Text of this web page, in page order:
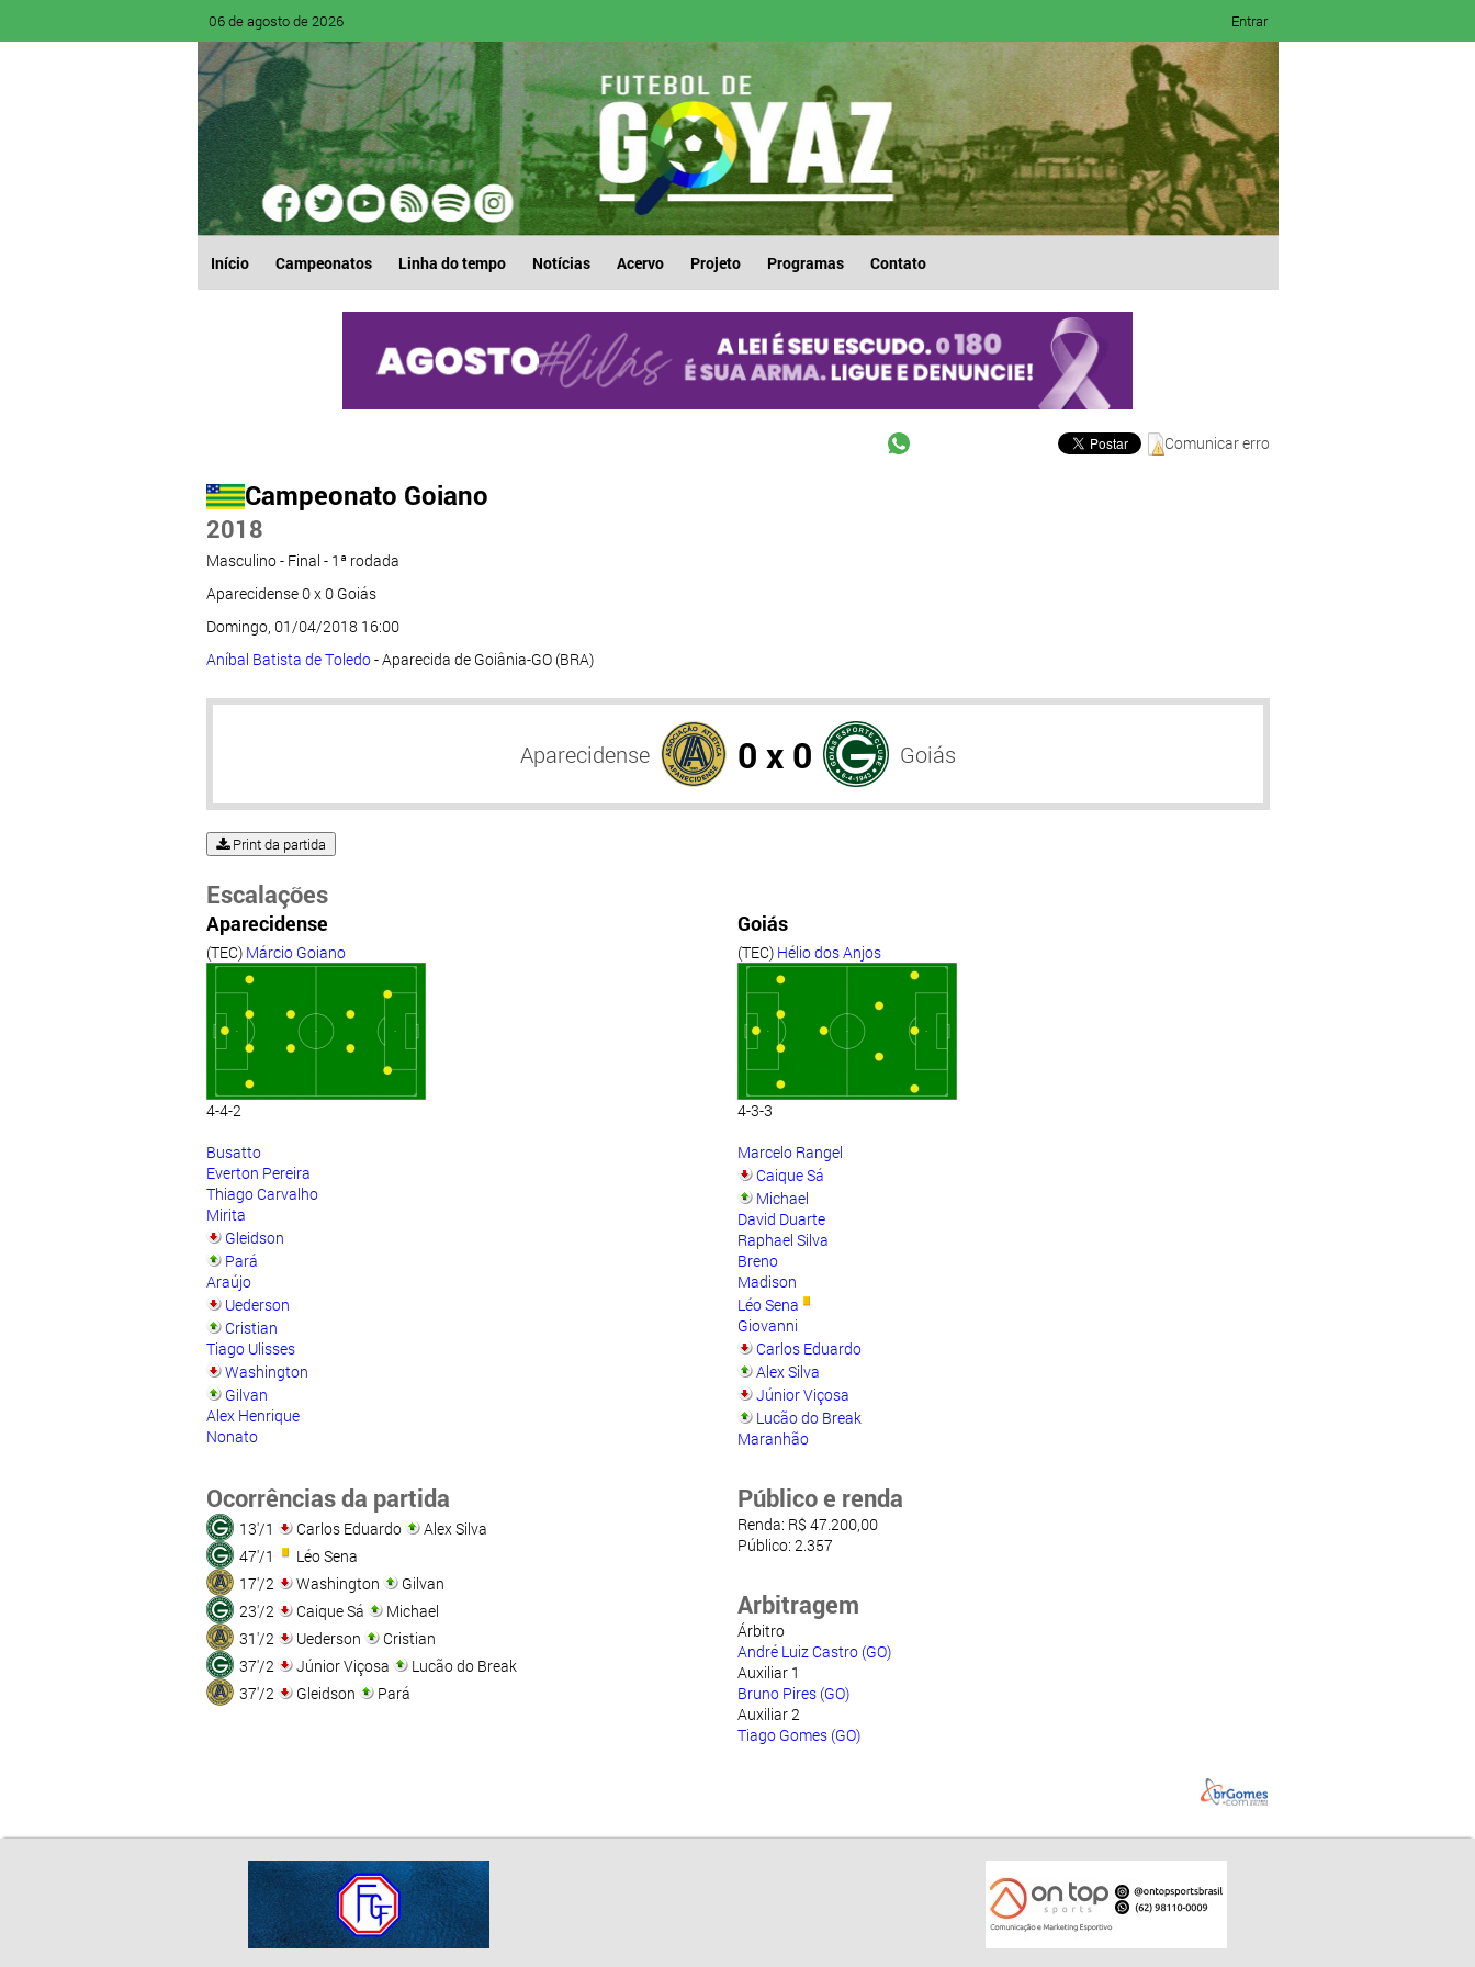
06 de agosto de 2026 Entrar
Início Campeonatos Linha do tempo Notícias Acervo Projeto Programas Contato
Comunicar erro
Campeonato Goiano
2018
Masculino - Final - 1ª rodada
Aparecidense 0 x 0 Goiás
Domingo, 01/04/2018 16:00
Aníbal Batista de Toledo- Aparecida de Goiânia-GO (BRA)
Aparecidense 0 x 0 Goiás
Print da partida
Escalações
Aparecidense
(TEC) Márcio Goiano
4-4-2
Busatto
Everton Pereira
Thiago Carvalho
Mirita
Gleidson
Pará
Araújo
Uederson
Cristian
Tiago Ulisses
Washington
Gilvan
Alex Henrique
Nonato
Goiás
(TEC) Hélio dos Anjos
4-3-3
Marcelo Rangel
Caique Sá
Michael
David Duarte
Raphael Silva
Breno
Madison
Léo Sena
Giovanni
Carlos Eduardo
Alex Silva
Júnior Viçosa
Lucão do Break
Maranhão
Ocorrências da partida
13'/1 Carlos Eduardo
Alex Silva
47'/1
Léo Sena
17'/2
Washington
Gilvan
23'/2
Caique Sá
Michael
31'/2
Uederson
Cristian
37'/2
Júnior Viçosa
Lucão do Break
37'/2
Gleidson Pará
Público e renda
Renda: R$ 47.200,00
Público: 2.357
Arbitragem
Árbitro
André Luiz Castro (GO)
Auxiliar 1
Bruno Pires (GO)
Auxiliar 2
Tiago Gomes (GO)